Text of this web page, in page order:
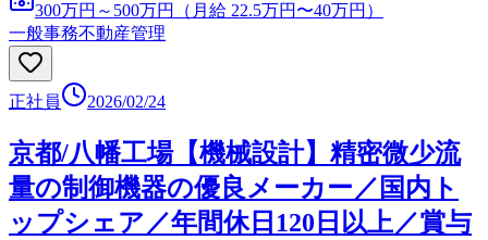
300万円～500万円（月給 22.5万円〜40万円）
一般事務不動産管理
正社員 2026/02/24
京都/八幡工場【機械設計】精密微少流
量の制御機器の優良メーカー／国内ト
ップシェア／年間休日120日以上／賞与